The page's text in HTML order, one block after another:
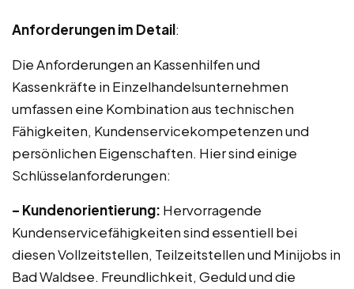
Anforderungen im Detail:
Die Anforderungen an Kassenhilfen und
Kassenkräfte in Einzelhandelsunternehmen
umfassen eine Kombination aus technischen
Fähigkeiten, Kundenservicekompetenzen und
persönlichen Eigenschaften. Hier sind einige
Schlüsselanforderungen:
– Kundenorientierung: Hervorragende
Kundenservicefähigkeiten sind essentiell bei
diesen Vollzeitstellen, Teilzeitstellen und Minijobs in
Bad Waldsee. Freundlichkeit, Geduld und die